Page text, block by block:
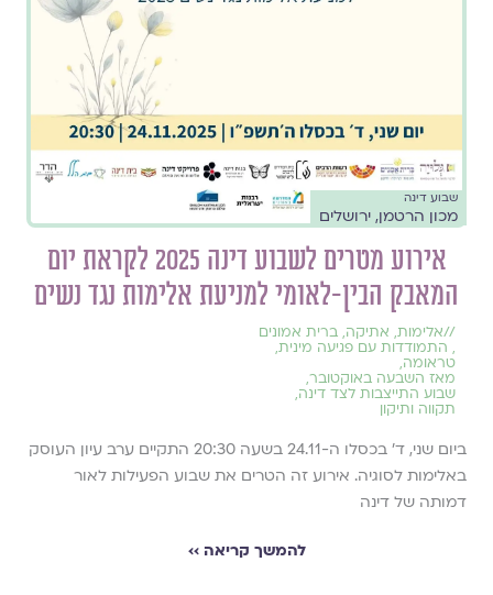
שבוע דינה
מכון הרטמן, ירושלים
אירוע מטרים לשבוע דינה 2025 לקראת יום
המאבק הבין-לאומי למניעת אלימות נגד נשים
//אלימות, אתיקה, ברית אמונים
, התמודדות עם פגיעה מינית,
טראומה,
מאז השבעה באוקטובר,
שבוע התייצבות לצד דינה,
תקווה ותיקון
ביום שני, ד׳ בכסלו ה-24.11 בשעה 20:30 התקיים ערב עיון העוסק
באלימות לסוגיה. אירוע זה הטרים את שבוע הפעילות לאור
דמותה של דינה
להמשך קריאה ››